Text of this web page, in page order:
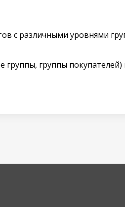
с различными уровнями
группы, группы покупателей)